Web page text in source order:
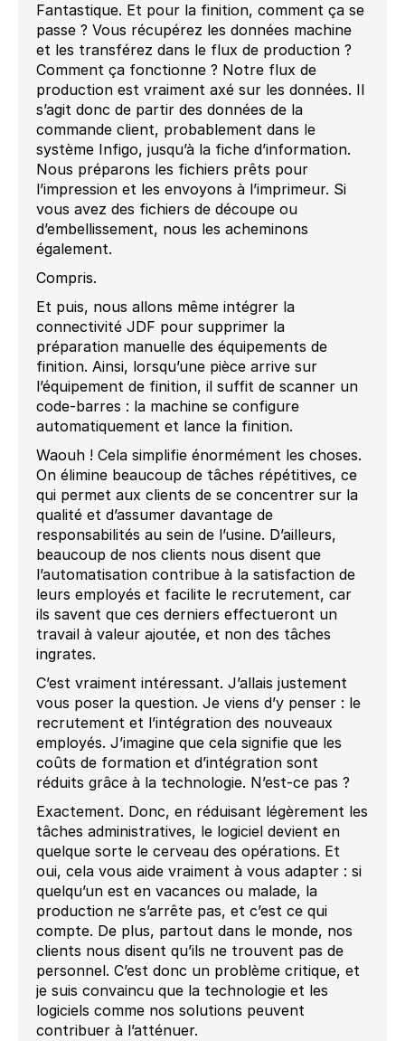
Fantastique. Et pour la finition, comment ça se
passe ? Vous récupérez les données machine
et les transférez dans le flux de production ?
Comment ça fonctionne ? Notre flux de
production est vraiment axé sur les données. Il
s’agit donc de partir des données de la
commande client, probablement dans le
système Infigo, jusqu’à la fiche d’information.
Nous préparons les fichiers prêts pour
l’impression et les envoyons à l’imprimeur. Si
vous avez des fichiers de découpe ou
d’embellissement, nous les acheminons
également.
Compris.
Et puis, nous allons même intégrer la
connectivité JDF pour supprimer la
préparation manuelle des équipements de
finition. Ainsi, lorsqu’une pièce arrive sur
l’équipement de finition, il suffit de scanner un
code-barres : la machine se configure
automatiquement et lance la finition.
Waouh ! Cela simplifie énormément les choses.
On élimine beaucoup de tâches répétitives, ce
qui permet aux clients de se concentrer sur la
qualité et d’assumer davantage de
responsabilités au sein de l’usine. D’ailleurs,
beaucoup de nos clients nous disent que
l’automatisation contribue à la satisfaction de
leurs employés et facilite le recrutement, car
ils savent que ces derniers effectueront un
travail à valeur ajoutée, et non des tâches
ingrates.
C’est vraiment intéressant. J’allais justement
vous poser la question. Je viens d’y penser : le
recrutement et l’intégration des nouveaux
employés. J’imagine que cela signifie que les
coûts de formation et d’intégration sont
réduits grâce à la technologie. N’est-ce pas ?
Exactement. Donc, en réduisant légèrement les
tâches administratives, le logiciel devient en
quelque sorte le cerveau des opérations. Et
oui, cela vous aide vraiment à vous adapter : si
quelqu’un est en vacances ou malade, la
production ne s’arrête pas, et c’est ce qui
compte. De plus, partout dans le monde, nos
clients nous disent qu’ils ne trouvent pas de
personnel. C’est donc un problème critique, et
je suis convaincu que la technologie et les
logiciels comme nos solutions peuvent
contribuer à l’atténuer.